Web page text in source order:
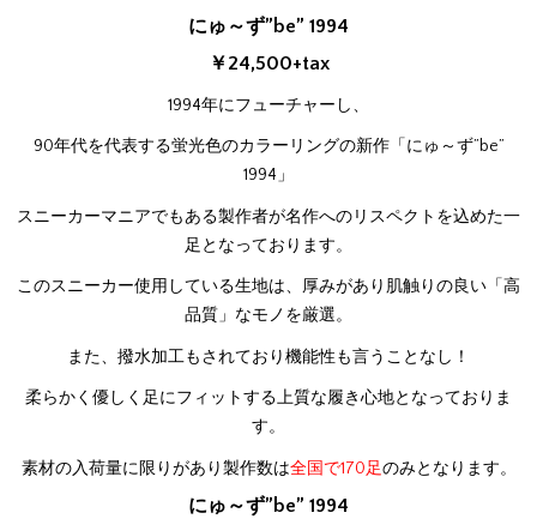
にゅ～ず”be” 1994
￥24,500+tax
1994年にフューチャーし、
90年代を代表する蛍光色のカラーリングの新作「にゅ～ず”be”
1994」
スニーカーマニアでもある製作者が名作へのリスペクトを込めた一
足となっております。
このスニーカー使用している生地は、厚みがあり肌触りの良い「高
品質」なモノを厳選。
また、撥水加工もされており機能性も言うことなし！
柔らかく優しく足にフィットする上質な履き心地となっておりま
す。
素材の入荷量に限りがあり製作数は全国で170足のみとなります。
にゅ～ず”be” 1994